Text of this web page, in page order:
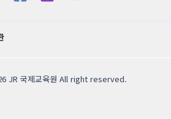
JR 국제교육원 All right reserved.